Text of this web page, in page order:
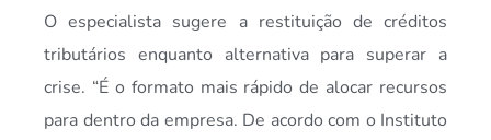
O especialista sugere a restituição de créditos
tributários enquanto alternativa para superar a
crise. “É o formato mais rápido de alocar recursos
para dentro da empresa. De acordo com o Instituto